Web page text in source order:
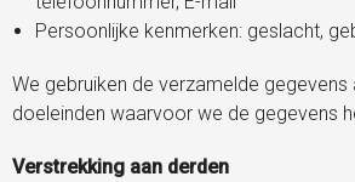
Persoonlijke kenmerken: geslacht,
We gebruiken de verzamelde gegevens
doeleinden waarvoor we de gegevens
Verstrekking aan derden